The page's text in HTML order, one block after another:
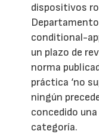
dispositivos
conditional-
un plazo de
norma
práctica ‘no
ningún
concedido
categoría.